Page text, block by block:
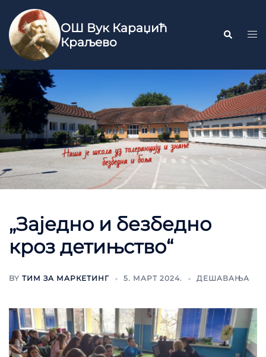
ОШ Вук Караџић
Краљево
„Заједно и безбедно
кроз детињство“
BY ТИМ ЗА МАРКЕТИНГ 5. МАРТ 2024. ДЕШАВАЊА